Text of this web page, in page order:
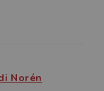
Norén